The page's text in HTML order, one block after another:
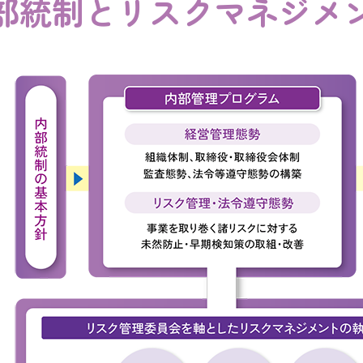
統制とリスクマネジメ